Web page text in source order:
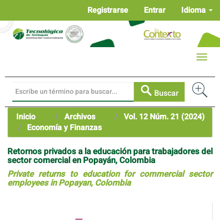
Contenido
principal
Idioma
Registrarse Entrar
Buscar
Toggle
Inicio Archivos
Vol. 12 Núm. 21 (2024)
Economía y Finanzas
Retornos privados a la educación para trabajadores del
sector comercial en Popayán, Colombia
Private returns to education for commercial sector
employees in Popayan, Colombia